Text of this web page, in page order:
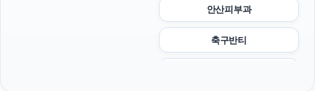
안산피부과
축구반티